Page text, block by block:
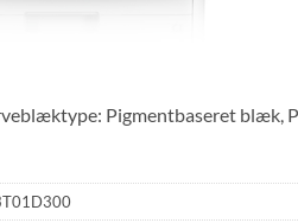
Pigmentbaseret blæk,